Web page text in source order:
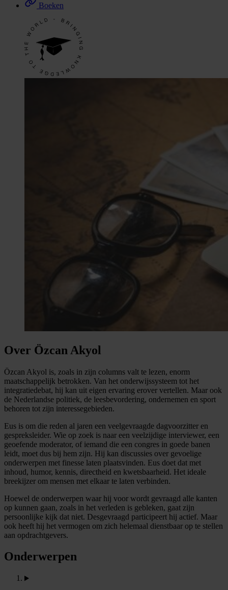
Boeken
Over Özcan Akyol
Özcan Akyol is, zoals in zijn columns valt te lezen, enorm
maatschappelijk betrokken. Van het onderwijssysteem tot het
integratiedebat, hij kan uit eigen ervaring erover vertellen. Maar ook
de Nederlandse politiek, de leesbevordering, ondernemen en sport
behoren tot zijn interessegebieden.
Eus is om die reden al jaren een veelgevraagde dagvoorzitter en
gespreksleider. Wie op zoek is naar een veelzijdige interviewer, een
geoefende moderator, of iemand die een congres in goede banen
leidt, moet dus bij hem zijn. Hij kan discussies over gevoelige
onderwerpen met finesse laten plaatsvinden. Eus doet dat met
inhoud, humor, kennis, directheid en kwetsbaarheid. Het ideale
breekijzer om mensen met elkaar te laten verbinden.
Hoewel de onderwerpen waar hij voor wordt gevraagd alle kanten
op kunnen gaan, zoals in het verleden is gebleken, gaat zijn
persoonlijke kijk dat niet. Desgevraagd participeert hij actief. Maar
ook heeft hij het vermogen om zich helemaal dienstbaar op te stellen
aan opdrachtgevers.
Onderwerpen